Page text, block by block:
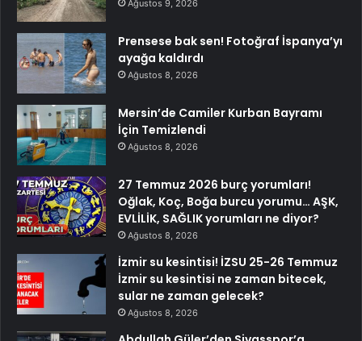
Ağustos 9, 2026
Prensese bak sen! Fotoğraf İspanya’yı
ayağa kaldırdı
Ağustos 8, 2026
Mersin’de Camiler Kurban Bayramı
İçin Temizlendi
Ağustos 8, 2026
27 Temmuz 2026 burç yorumları!
Oğlak, Koç, Boğa burcu yorumu… AŞK,
EVLİLİK, SAĞLIK yorumları ne diyor?
Ağustos 8, 2026
İzmir su kesintisi! İZSU 25-26 Temmuz
İzmir su kesintisi ne zaman bitecek,
sular ne zaman gelecek?
Ağustos 8, 2026